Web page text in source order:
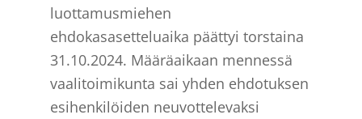
luottamusmiehen
ehdokasasetteluaika päättyi torstaina
31.10.2024. Määräaikaan mennessä
vaalitoimikunta sai yhden ehdotuksen
esihenkilöiden neuvottelevaksi